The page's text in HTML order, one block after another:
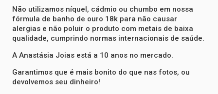
Não utilizamos níquel, cádmio ou chumbo em nossa
fórmula de banho de ouro 18k para não causar
alergias e não poluir o produto com metais de baixa
qualidade, cumprindo normas internacionais de saúde.
A Anastásia Joias está a 10 anos no mercado.
Garantimos que é mais bonito do que nas fotos, ou
devolvemos seu dinheiro!